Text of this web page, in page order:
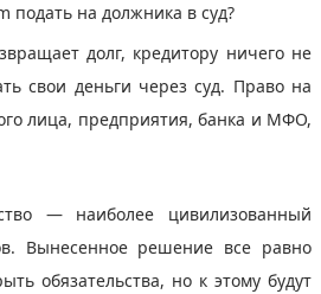
подать на должника в суд?
долг, кредитору ничего не
свои деньги через суд. Право на
лица, предприятия, банка и МФО,
— наиболее цивилизованный
Вынесенное решение все равно
обязательства, но к этому будут